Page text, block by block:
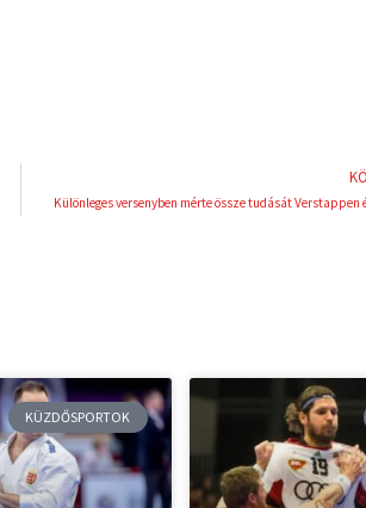
Különleges versenyben mérte össze tudását Verstappen
KÜZDŐSPORTOK